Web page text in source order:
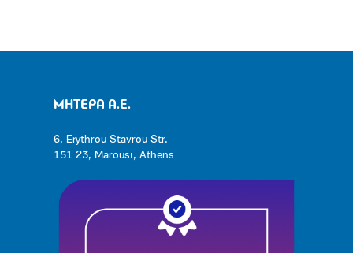
ΜΗΤΕΡΑ Α.Ε.
6, Erythrou Stavrou Str.
151 23, Marousi, Athens